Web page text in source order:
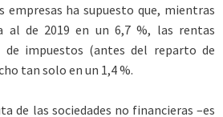
empresas ha supuesto que, mientras
al de 2019 en un 6,7 %, las rentas
de impuestos (antes del reparto de
tan solo en un 1,4 %.
de las sociedades no financieras –es